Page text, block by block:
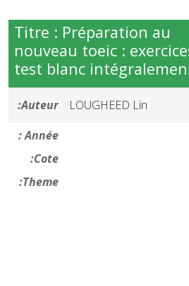
Titre : Préparation au
nouveau toeic :
test blanc
Auteur:
LOUGHEED Lin
Année :
Cote:
Theme: